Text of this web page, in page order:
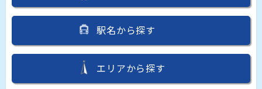
駅名から探す
エリアから探す